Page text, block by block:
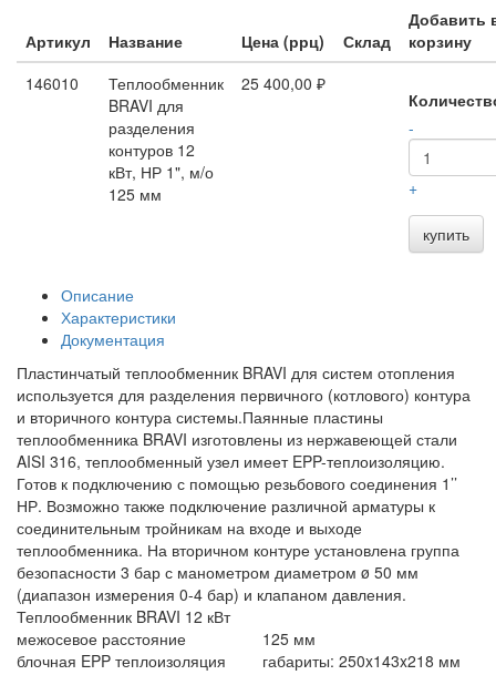
Артикул Название Цена (ррц) Склад
Добавить
корзину
146010
Теплообменник
BRAVI для
разделения
контуров 12
кВт, НР 1", м/о
125 мм
25 400,00 ₽
-
+
купить
Описание
Характеристики
Документация
Пластинчатый теплообменник BRAVI для систем отопления
используется для разделения первичного (котлового) контура
и вторичного контура системы.Паянные пластины
теплообменника BRAVI изготовлены из нержавеющей стали
AISI 316, теплообменный узел имеет EPP-теплоизоляцию.
Готов к подключению с помощью резьбового соединения 1’’
НР. Возможно также подключение различной арматуры к
соединительным тройникам на входе и выходе
теплообменника. На вторичном контуре установлена группа
безопасности 3 бар с манометром диаметром ø 50 мм
(диапазон измерения 0-4 бар) и клапаном давления.
Теплообменник BRAVI 12 кВт
межосевое расстояние
125 мм
блочная EPP теплоизоляция
габариты: 250x143x218 мм